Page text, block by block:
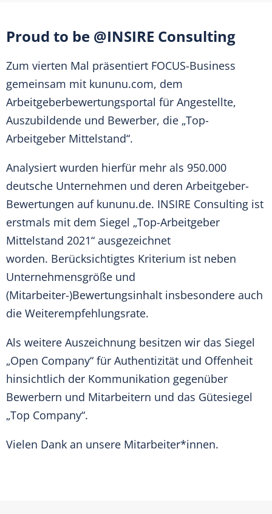
Proud to be @INSIRE Consulting
Zum vierten Mal präsentiert FOCUS-Business
gemeinsam mit kununu.com, dem
Arbeitgeberbewertungsportal für Angestellte,
Auszubildende und Bewerber, die „Top-
Arbeitgeber Mittelstand“.
Analysiert wurden hierfür mehr als 950.000
deutsche Unternehmen und deren Arbeitgeber-
Bewertungen auf kununu.de. INSIRE Consulting ist
erstmals mit dem Siegel „Top-Arbeitgeber
Mittelstand 2021“ ausgezeichnet
worden. Berücksichtigtes Kriterium ist neben
Unternehmensgröße und
(Mitarbeiter-)Bewertungsinhalt insbesondere auch
die Weiterempfehlungsrate.
Als weitere Auszeichnung besitzen wir das Siegel
„Open Company“ für Authentizität und Offenheit
hinsichtlich der Kommunikation gegenüber
Bewerbern und Mitarbeitern und das Gütesiegel
„Top Company“.
Vielen Dank an unsere Mitarbeiter*innen.